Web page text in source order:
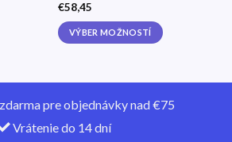
€58,45
VÝBER MOŽNOSTÍ
has
multiple
The
pre objednávky nad €75
Vrátenie do 14 dní